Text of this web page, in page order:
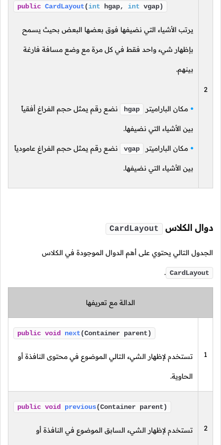
2
public CardLayout(int hgap, int vgap)
يرتب الأشياء التي نضيفها فوق بعضها البعض بحيث يسمح
بإظهار شيء واحد فقط في كل مرة مع وضع مسافة فارغة
بينهم.
مكان الباراميتر hgap نضع رقم يمثل حجم الفراغ أفقياً
بين الأشياء التي نضيفها.
مكان الباراميتر vgap نضع رقم يمثل حجم الفراغ عامودياً
بين الأشياء التي نضيفها.
دوال الكلاس CardLayout
الجدول التالي يحتوي على أهم الدوال الموجودة في الكلاس
CardLayout
.
الدالة مع تعريفها
1
public void next(Container parent)
تستخدم لإظهار الشيء التالي الموضوع في محتوى النافذة أو
الحاوية.
2
public void previous(Container parent)
تستخدم لإظهار الشيء السابق الموضوع في النافذة أو